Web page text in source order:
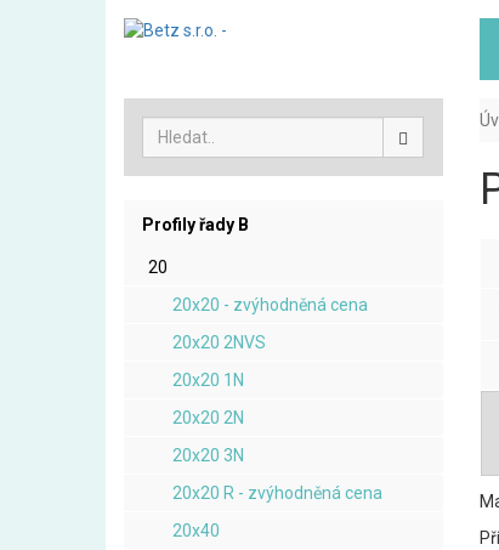
Profily řady B
20
20x20 - zvýhodněná cena
20x20 2NVS
20x20 1N
20x20 2N
20x20 3N
20x20 R - zvýhodněná cena
20x40